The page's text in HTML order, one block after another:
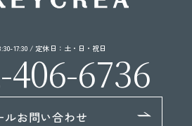
17:30 / 定休日：土・日・祝日
406-6736
ルお問い合わせ